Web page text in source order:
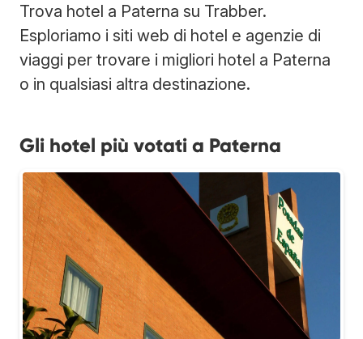
Trova hotel a Paterna su Trabber.
Esploriamo i siti web di hotel e agenzie di
viaggi per trovare i migliori hotel a Paterna
o in qualsiasi altra destinazione.
Gli hotel più votati a Paterna